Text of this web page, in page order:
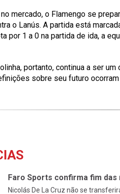
mercado, o Flamengo se
o Lanús. A partida está
por 1 a 0 na partida de ida, a
portanto, continua a ser
sobre seu futuro
Faro Sports confirma fim das
Nicolás De La Cruz não se